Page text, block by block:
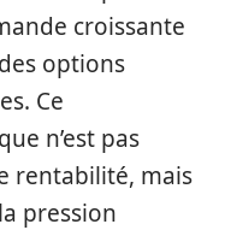
croissante
options
Ce
n’est pas
rentabilité, mais
pression